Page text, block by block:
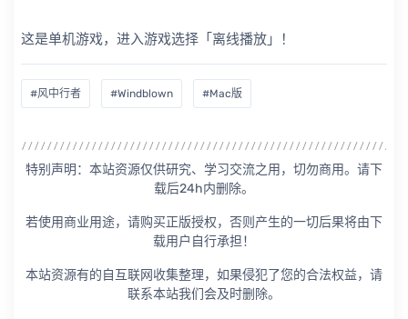
这是单机游戏，进入游戏选择「离线播放」！
#风中行者 #Windblown #Mac版
特别声明：本站资源仅供研究、学习交流之用，切勿商用。请下
载后24h内删除。
若使用商业用途，请购买正版授权，否则产生的一切后果将由下
载用户自行承担！
本站资源有的自互联网收集整理，如果侵犯了您的合法权益，请
联系本站我们会及时删除。